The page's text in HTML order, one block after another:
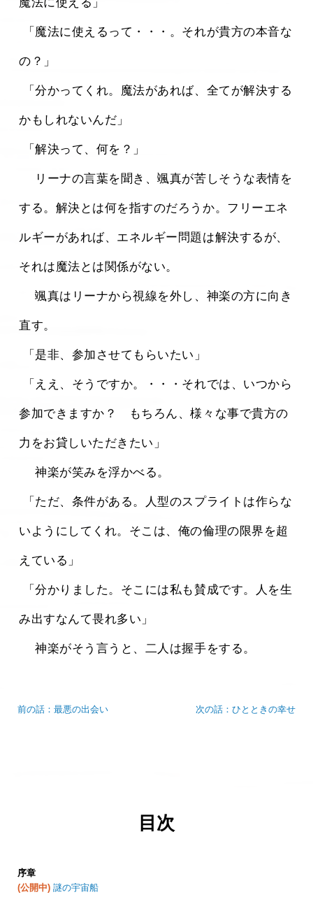
の？」
かもしれないんだ」
「解決って、何を？」
する。解決とは何を指すのだろうか。フリーエネ
ルギーがあれば、エネルギー問題は解決するが、
それは魔法とは関係がない。
直す。
「是非、参加させてもらいたい」
参加できますか？　もちろん、様々な事で貴方の
力をお貸しいただきたい」
神楽が笑みを浮かべる。
いようにしてくれ。そこは、俺の倫理の限界を超
えている」
み出すなんて畏れ多い」
神楽がそう言うと、二人は握手をする。
前の話：最悪の出会い 次の話：ひとときの幸せ
目次
序章
(公開中) 謎の宇宙船